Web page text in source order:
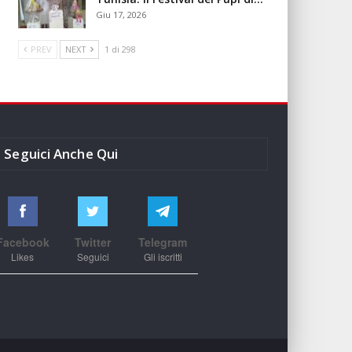
Giu 17, 2026
PREV NEXT 1 di 298
Seguici Anche Qui
Likes
Twitter
Seguici
Telegram
Gli iscritti